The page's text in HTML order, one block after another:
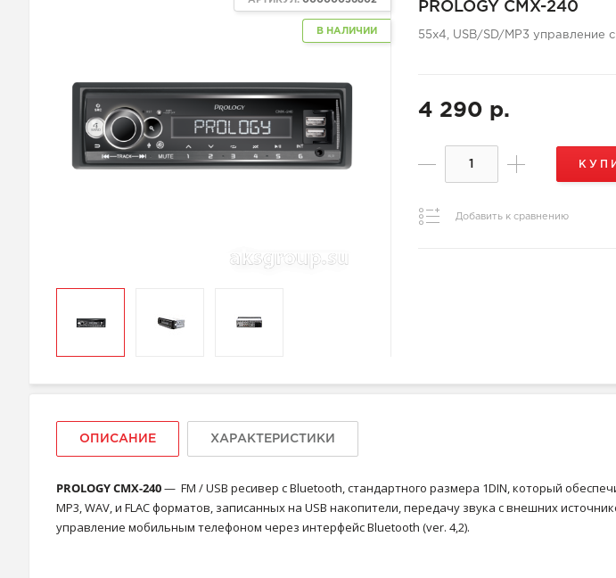
В НАЛИЧИИ
PROLOGY CMX-240
55x4, USB/SD/MP3 управление
4 290 р.
Добавить к сравнению
ОПИСАНИЕ ХАРАКТЕРИСТИКИ
PROLOGY CMX-240— FM / USB ресивер с Bluetooth, стандартного размера 1DIN, который
MP3, WAV, и FLAC форматов, записанных на USB накопители, передачу звука с внешних
управление мобильным телефоном через интерфейс Bluetooth (ver. 4,2).